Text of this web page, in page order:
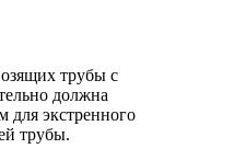
трубы с
должна
для экстренного
трубы.